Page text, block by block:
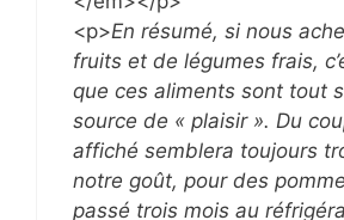
<p>En résumé, si nous
fruits et de légumes frais,
que ces aliments sont tout
source de « plaisir ». Du
affiché semblera toujours
notre goût, pour des
passé trois mois au